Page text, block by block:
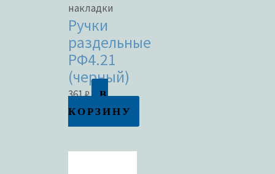
накладки
Ручки
раздельные
РФ4.21
(черный)
361₽
В
КОРЗИНУ